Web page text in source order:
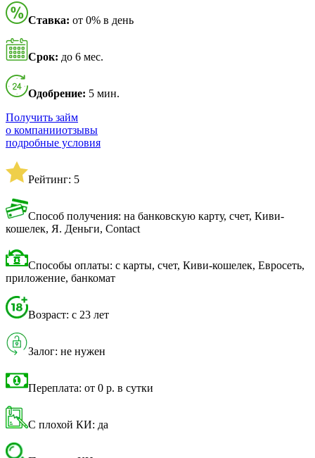
Ставка: от 0% в день
Срок: до 6 мес.
Одобрение: 5 мин.
Получить займ
о компанииотзывы
подробные условия
Рейтинг: 5
Способ получения: на банковскую карту, счет, Киви-
кошелек, Я. Деньги, Contact
Способы оплаты: с карты, счет, Киви-кошелек, Евросеть,
приложение, банкомат
Возраст: с 23 лет
Залог: не нужен
Переплата: от 0 р. в сутки
С плохой КИ: да